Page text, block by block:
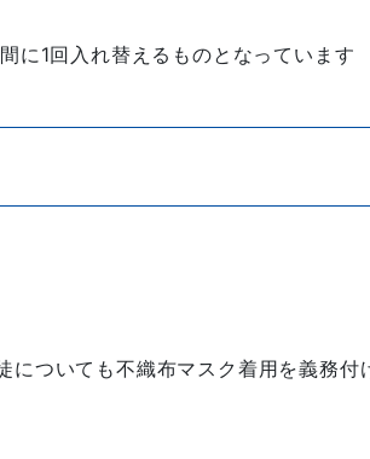
に1回入れ替えるものとなっています
ついても不織布マスク着用を義務